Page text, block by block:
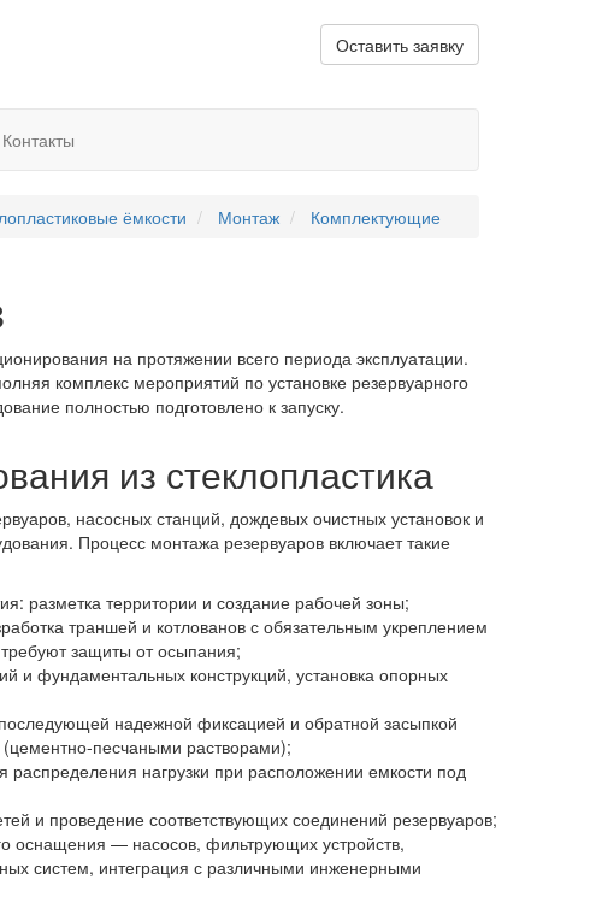
Оставить заявку
Контакты
ёмкости Монтаж Комплектующие
на протяжении всего периода эксплуатации.
комплекс мероприятий по установке резервуарного
полностью подготовлено к запуску.
из стеклопластика
насосных станций, дождевых очистных установок и
Процесс монтажа резервуаров включает такие
разметка территории и создание рабочей зоны;
траншей и котлованов с обязательным укреплением
защиты от осыпания;
и фундаментальных конструкций, установка опорных
надежной фиксацией и обратной засыпкой
песчаными растворами);
распределения нагрузки при расположении емкости под
и проведение соответствующих соединений резервуаров;
оснащения — насосов, фильтрующих устройств,
систем, интеграция с различными инженерными